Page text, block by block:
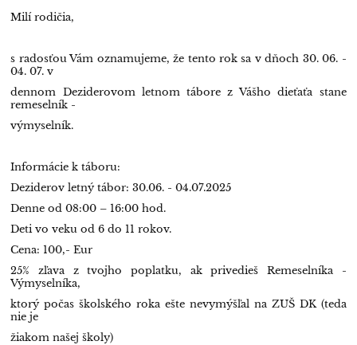
Milí rodičia,
s radosťou Vám oznamujeme, že tento rok sa v dňoch 30. 06. -
04. 07. v
dennom Deziderovom letnom tábore z Vášho dieťaťa stane
remeselník -
výmyselník.
Informácie k táboru:
Deziderov letný tábor: 30.06. - 04.07.2025
Denne od 08:00 – 16:00 hod.
Deti vo veku od 6 do 11 rokov.
Cena: 100,- Eur
25% zľava z tvojho poplatku, ak privedieš Remeselníka -
Výmyselníka,
ktorý počas školského roka ešte nevymýšľal na ZUŠ DK (teda
nie je
žiakom našej školy)